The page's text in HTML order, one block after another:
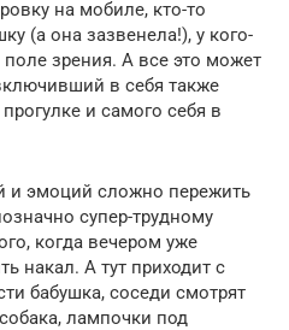
на мобиле, кто-то
(а она зазвенела!), у кого-
зрения. А все это может
в себя также
и самого себя в
и эмоций сложно пережить
супер-трудному
когда вечером уже
накал. А тут приходит с
бабушка, соседи смотрят
лампочки под